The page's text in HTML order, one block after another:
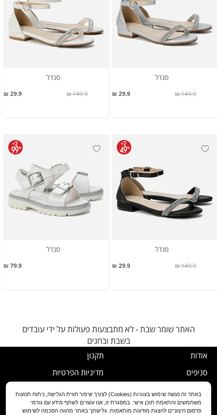
סנדל
29.9 ₪ 149.9 ₪
סנדל
29.9 ₪ 149.9 ₪
סנדל
29.9 ₪ 149.9 ₪
סנדל
79.9 ₪
האתר שומר שבת - לא מתבצעות פעולות על ידי עובדים
בשבת ובחגים
אודות
סניפים
שירות לקוחות
תקנון
מדיניות הפרטיות
נוהל ביטול עסקה
מדיניות החלפה/החזרה/ביטול
באתר זה נעשה שימוש בעוגיות (Cookies) לצורך שיפור חווית הגלישה, ניתוח תנועות
משתמשים והתאמת תוכן אישי. במסגרת זו, אנו עשויים לשתף מידע עם גורמי
פרסום חיצוניים להצגת מודעות מותאמות. גלישתך באתר מהווה הסכמה לשימוש